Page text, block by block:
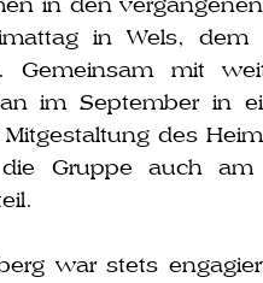
in Wels, dem
Gemeinsam mit
im September in
des
Gruppe auch am
war stets